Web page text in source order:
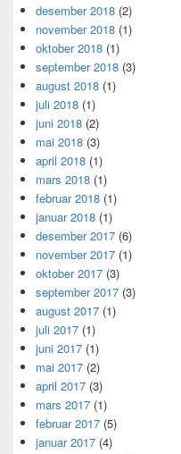
desember 2018 (2)
november 2018 (1)
oktober 2018 (1)
september 2018 (3)
august 2018 (1)
juli 2018 (1)
juni 2018 (2)
mai 2018 (3)
april 2018 (1)
mars 2018 (1)
februar 2018 (1)
januar 2018 (1)
desember 2017 (6)
november 2017 (1)
oktober 2017 (3)
september 2017 (3)
august 2017 (1)
juli 2017 (1)
juni 2017 (1)
mai 2017 (2)
april 2017 (3)
mars 2017 (1)
februar 2017 (5)
januar 2017 (4)